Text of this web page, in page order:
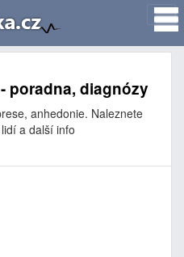
poradna, diagnózy
anhedonie. Naleznete
a další info